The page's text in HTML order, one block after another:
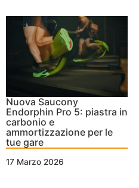
Nuova Saucony
Endorphin Pro 5: piastra in
carbonio e
ammortizzazione per le
tue gare
17 Marzo 2026